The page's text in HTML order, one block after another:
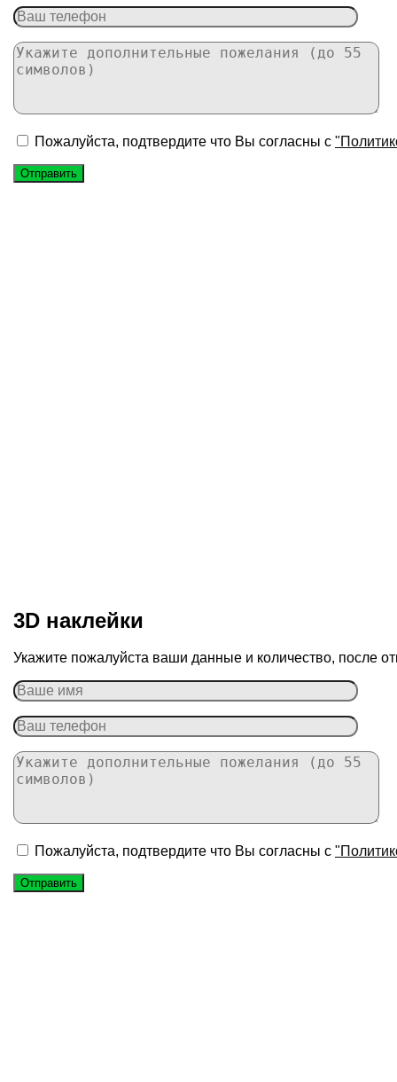
Пожалуйста, подтвердите что Вы согласны с
3D наклейки
Укажите пожалуйста ваши данные и количество, после
Пожалуйста, подтвердите что Вы согласны с